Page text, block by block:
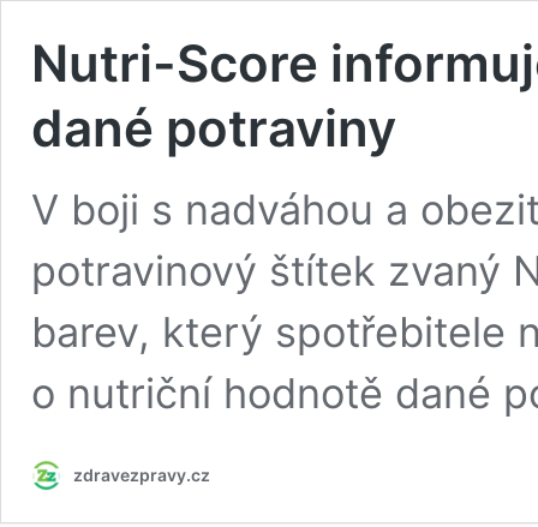
Nutri-Score
dané potraviny
V boji s nadváhou a
potravinový štítek zvaný
barev, který spotřebitele
o nutriční hodnotě dané
zdravezpravy.cz